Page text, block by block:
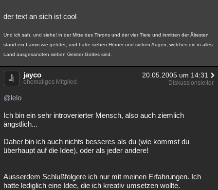
der text an sich ist cool
Und ich sah, und siehe! in der Mitte des Throns und der vier Tiere und inmitten der Ältesten
stand ein Lamm wie getötet, und hatte sieben Hörner und sieben Augen, welches die in alles
Land ausgesandten sieben Geister Gottes sind.
jayco 20.05.2005 um 14:31
ehemaliges Mitglied Diskussionsleiter
@lelo
Ich bin ein sehr introverierter Mensch, also auch ziemlich
ängstlich...
Daher bin ich auch nichts besseres als du (wie kommst du
überhaupt auf die Idee), oder als jeder andere!
Ausserdem Schlußfolgere ich nur mit meinen Erfahrungen. Ich
hatte lediglich eine Idee, die ich kreativ umsetzen wollte.